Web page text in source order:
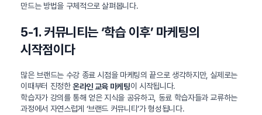
만드는 방법을 구체적으로 살펴봅니다.
5-1. 커뮤니티는 ‘학습 이후’ 마케팅의
시작점이다
많은 브랜드는 수강 종료 시점을 마케팅의 끝으로 생각하지만, 실제로는
이때부터 진정한온라인 교육 마케팅이 시작됩니다.
학습자가 강의를 통해 얻은 지식을 공유하고, 동료 학습자들과 교류하는
과정에서 자연스럽게 ‘브랜드 커뮤니티’가 형성됩니다.